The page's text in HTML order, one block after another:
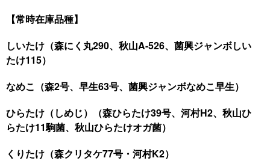
【常時在庫品種】
しいたけ（森にく丸290、秋山A-526、菌興ジャンボしい
たけ115）
なめこ（森2号、早生63号、菌興ジャンボなめこ早生）
ひらたけ（しめじ）（森ひらたけ39号、河村H2、秋山ひ
らたけ11駒菌、秋山ひらたけオガ菌）
くりたけ（森クリタケ77号・河村K2）